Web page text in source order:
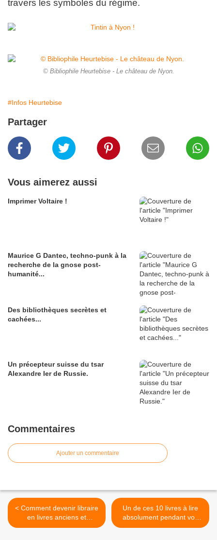
travers les symboles du régime.
© Bibliophile Heurtebise - Le château de Nyon.
#Infos Heurtebise
Partager
Vous aimerez aussi
Imprimer Voltaire !
Maurice G Dantec, techno-punk à la
recherche de la gnose post-
humanité...
Des bibliothèques secrètes et
cachées...
Un précepteur suisse du tsar
Alexandre Ier de Russie.
Commentaires
Ajouter un commentaire
< Comment devenir libraire
en livres anciens et
d’occasion ?
Un de ces 10 livres à lire
absolument pendant vos
vacances ! >